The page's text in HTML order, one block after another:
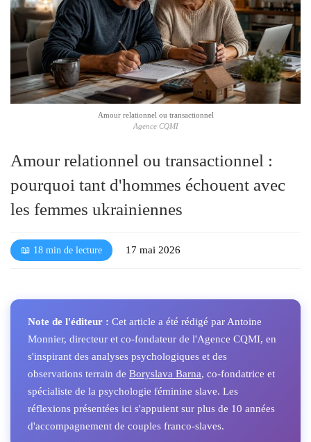
p
r
m
o
t
c
Amour relationnel ou transactionnel
Agence CQMI
Amour relationnel ou transactionnel :
pourquoi tant d'hommes échouent avec
les femmes ukrainiennes
📖 18 min de lecture 17 mai 2026
Note de l'éditeur : Cet article a été rédigé par Antoine
Monnier, directeur et co-fondateur de l'Agence CQMI, en
s'inspirant des analyses psychologiques et des
observations terrain de Boryslava Barna, co-fondatrice et
spécialiste de la psychologie féminine slave. Les
réflexions présentées ici s'appuient sur plus de 10 années
d'accompagnement de couples franco-slaves.